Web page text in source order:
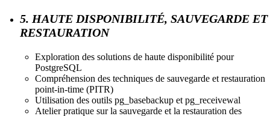
5. HAUTE DISPONIBILITÉ, SAUVEGARDE ET
RESTAURATION
Exploration des solutions de haute disponibilité pour
PostgreSQL
Compréhension des techniques de sauvegarde et restauration
point-in-time (PITR)
Utilisation des outils pg_basebackup et pg_receivewal
Atelier pratique sur la sauvegarde et la restauration des